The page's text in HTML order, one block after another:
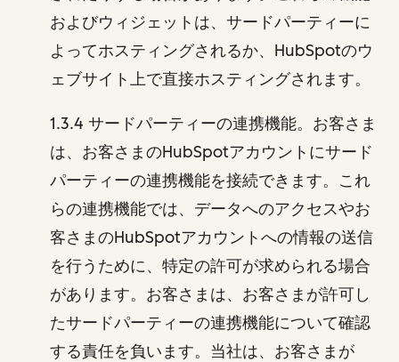
およびウィジェットは、サードパーティーに
よってホスティングされるか、HubSpotのウ
ェブサイト上で直接ホスティングされます。
1.3.4 サードパーティーの連携機能。お客さま
は、お客さまのHubSpotアカウントにサード
パーティーの連携機能を接続できます。これ
らの連携機能では、データへのアクセスやお
客さまのHubSpotアカウントへの情報の送信
を行うために、特定の許可が求められる場合
があります。お客さまは、お客さまが許可し
たサードパーティーの連携機能について確認
する責任を負います。当社は、お客さまが